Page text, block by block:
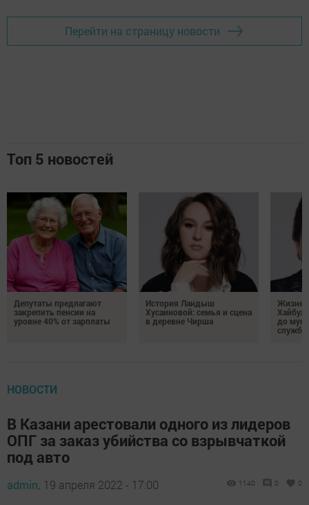
Перейти на страницу новости
Топ 5 новостей
Депутаты предлагают
закрепить пенсии на
уровне 40% от зарплаты
История Ландыш
Хусаиновой: семья и сцена
в деревне Чирша
до
службы
НОВОСТИ
В Казани арестовали одного из лидеров
ОПГ за заказ убийства со взрывчаткой
под авто
admin, 19 апреля 2022 - 17:00 1140 0 0